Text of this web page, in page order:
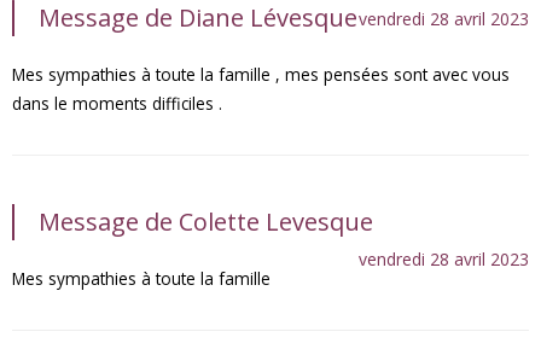
Message de Diane Lévesquevendredi 28 avril 2023
Mes sympathies à toute la famille , mes pensées sont avec vous
dans le moments difficiles .
Message de Colette Levesque
vendredi 28 avril 2023
Mes sympathies à toute la famille